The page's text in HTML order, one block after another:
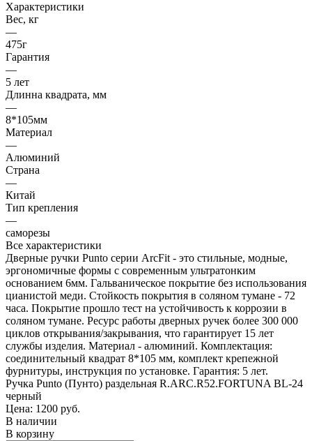
Характеристики
Вес, кг
—
475г
Гарантия
—
5 лет
Длинна квадрата, мм
—
8*105мм
Материал
—
Алюминий
Страна
—
Китай
Тип крепления
—
саморезы
Все характеристики
Дверные ручки Punto серии ArcFit - это стильные, модные,
эргономичные формы c современным ультратонким
основанием 6мм. Гальваническое покрытие без использования
цианистой меди. Стойкость покрытия в соляном тумане - 72
часа. Покрытие прошло тест на устойчивость к коррозии в
соляном тумане. Ресурс работы дверных ручек более 300 000
циклов открывания/закрывания, что гарантирует 15 лет
службы изделия. Материал - алюминий. Комплектация:
соединительный квадрат 8*105 мм, комплект крепежной
фурнитуры, инструкция по установке. Гарантия: 5 лет.
Ручка Punto (Пунто) раздельная R.ARC.R52.FORTUNA BL-24
черный
Цена: 1200 руб.
В наличии
В корзину